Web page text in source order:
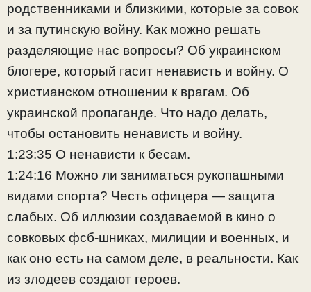
родственниками и близкими, которые за совок
и за путинскую войну. Как можно решать
разделяющие нас вопросы? Об украинском
блогере, который гасит ненависть и войну. О
христианском отношении к врагам. Об
украинской пропаганде. Что надо делать,
чтобы остановить ненависть и войну.
1:23:35 О ненависти к бесам.
1:24:16 Можно ли заниматься рукопашными
видами спорта? Честь офицера — защита
слабых. Об иллюзии создаваемой в кино о
совковых фсб-шниках, милиции и военных, и
как оно есть на самом деле, в реальности. Как
из злодеев создают героев.